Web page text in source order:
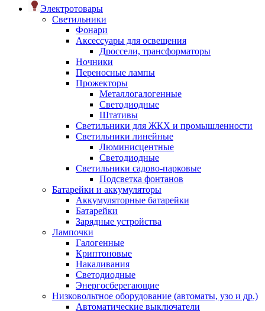
Электротовары
Светильники
Фонари
Аксессуары для освещения
Дроссели, трансформаторы
Ночники
Переносные лампы
Прожекторы
Металлогалогенные
Светодиодные
Штативы
Светильники для ЖКХ и промышленности
Светильники линейные
Люминисцентные
Светодиодные
Светильники садово-парковые
Подсветка фонтанов
Батарейки и аккумуляторы
Аккумуляторные батарейки
Батарейки
Зарядные устройства
Лампочки
Галогенные
Криптоновые
Накаливания
Светодиодные
Энергосберегающие
Низковольтное оборудование (автоматы, узо и др.)
Автоматические выключатели